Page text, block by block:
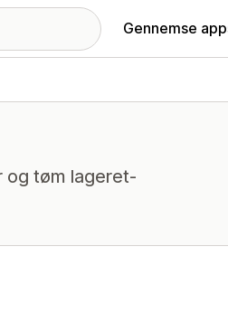
Gennemse
og tøm lageret-